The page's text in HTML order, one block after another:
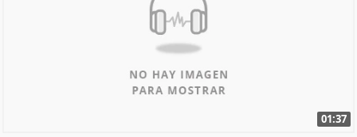
01:37